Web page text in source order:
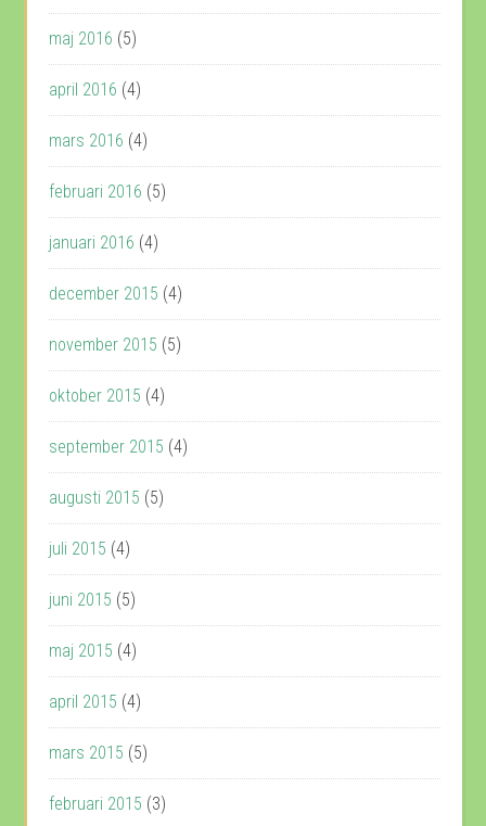
maj 2016 (5)
april 2016 (4)
mars 2016 (4)
februari 2016 (5)
januari 2016 (4)
december 2015 (4)
november 2015 (5)
oktober 2015 (4)
september 2015 (4)
augusti 2015 (5)
juli 2015 (4)
juni 2015 (5)
maj 2015 (4)
april 2015 (4)
mars 2015 (5)
februari 2015 (3)